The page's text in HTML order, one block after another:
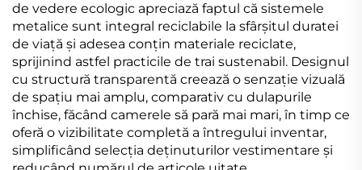
de vedere ecologic apreciază faptul că sistemele
metalice sunt integral reciclabile la sfârșitul duratei
de viață și adesea conțin materiale reciclate,
sprijinind astfel practicile de trai sustenabil. Designul
cu structură transparentă creează o senzație vizuală
de spațiu mai amplu, comparativ cu dulapurile
închise, făcând camerele să pară mai mari, în timp ce
oferă o vizibilitate completă a întregului inventar,
simplificând selecția deținuturilor vestimentare și